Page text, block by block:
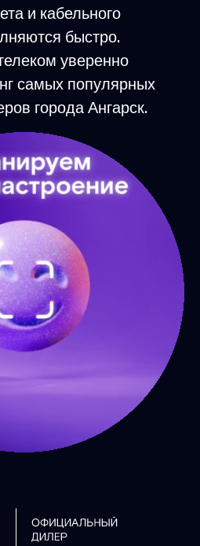
и кабельного
быстро.
уверенно
самых популярных
города Ангарск.